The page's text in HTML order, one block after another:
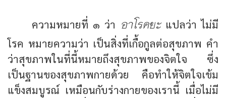
ความหมายที่ ๑ ว่า อาโรคยะแปลว่า ไม่มี
โรค หมายความว่า เป็นสิ่งที่เกื้อกูลต่อสุขภาพ คำ
ว่าสุขภาพในที่นี้หมายถึงสุขภาพของจิตใจ ซึ่ง
เป็นฐานของสุขภาพกายด้วย คือทำให้จิตใจเข้ม
แข็งสมบูรณ์ เหมือนกับร่างกายของเรานี้ เมื่อไม่มี